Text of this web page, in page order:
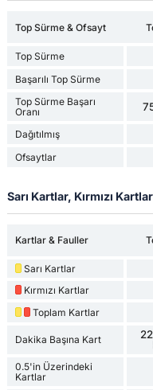
Top Sürme & Ofsayt
Top Sürme
Başarılı Top Sürme
Top Sürme Başarı
Oranı
Dağıtılmış
Ofsaytlar
Sarı Kartlar, Kırmızı
Kartlar & Fauller
Sarı Kartlar
Kırmızı Kartlar
Toplam Kartlar
Dakika Başına Kart
0.5'in Üzerindeki
Kartlar